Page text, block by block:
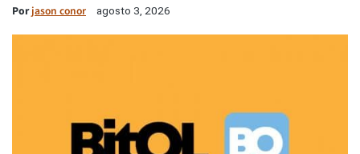
Porjason conor agosto 3, 2026